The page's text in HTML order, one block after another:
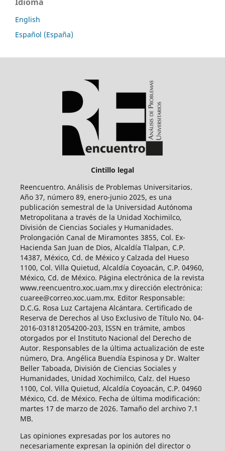
English
Español (España)
Cintillo legal
Reencuentro. Análisis de Problemas Universitarios.
Año 37, número 89, enero-junio 2025, es una
publicación semestral de la Universidad Autónoma
Metropolitana a través de la Unidad Xochimilco,
División de Ciencias Sociales y Humanidades.
Prolongación Canal de Miramontes 3855, Col. Ex-
Hacienda San Juan de Dios, Alcaldía Tlalpan, C.P.
14387, México, Cd. de México y Calzada del Hueso
1100, Col. Villa Quietud, Alcaldía Coyoacán, C.P. 04960,
México, Cd. de México. Página electrónica de la revista
www.reencuentro.xoc.uam.mx y dirección electrónica:
cuaree@correo.xoc.uam.mx. Editor Responsable:
D.C.G. Rosa Luz Cartajena Alcántara. Certificado de
Reserva de Derechos al Uso Exclusivo de Título No. 04-
2016-031812054200-203, ISSN en trámite, ambos
otorgados por el Instituto Nacional del Derecho de
Autor. Responsables de la última actualización de este
número, Dra. Angélica Buendía Espinosa y Dr. Walter
Beller Taboada, División de Ciencias Sociales y
Humanidades, Unidad Xochimilco, Calz. del Hueso
1100, Col. Villa Quietud, Alcaldía Coyoacán, C.P. 04960
México, Cd. de México. Fecha de última modificación:
martes 17 de marzo de 2026. Tamaño del archivo 7.1
MB.
Las opiniones expresadas por los autores no
necesariamente expresan la opinión del director o